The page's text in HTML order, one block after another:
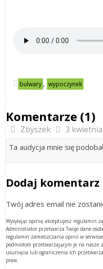
bulwary , wypoczynek
Komentarze (1)
Zbyszek 3
Ta audycja mnie się
Dodaj komentarz
Twój adres email nie
Wysyłając opinię akceptujesz regulamin
Administrator przetwarza Twoje dane
regulamin zamieszczania opinii w
podmiotom przetwarzającym je na nasze
usunięcia lub ograniczenia ich
praw.